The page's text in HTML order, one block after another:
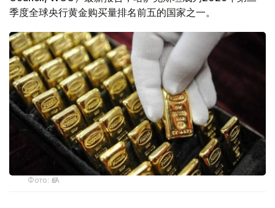
季度全球央行黄金购买量排名前五的国家之一。
Фото: ӨзА